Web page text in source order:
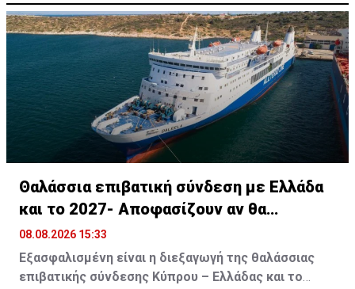
Θαλάσσια επιβατική σύνδεση με Ελλάδα
και το 2027- Αποφασίζουν αν θα
συνεχίσει
08.08.2026 15:33
Εξασφαλισμένη είναι η διεξαγωγή της θαλάσσιας
επιβατικής σύνδεσης Κύπρου – Ελλάδας και το